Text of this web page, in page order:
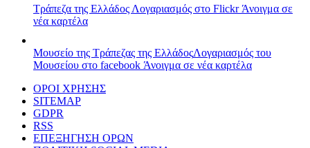
Τράπεζα της Ελλάδος Λογαριασμός στο FlickrΆνοιγμα σε
νέα καρτέλα
Μουσείο της Τράπεζας της ΕλλάδοςΛογαριασμός του
Μουσείου στο facebook Άνοιγμα σε νέα καρτέλα
ΟΡΟΙ ΧΡΗΣΗΣ
SITEMAP
GDPR
RSS
ΕΠΕΞΗΓΗΣΗ ΟΡΩΝ